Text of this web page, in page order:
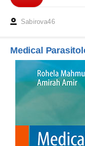
Sabirova46
Medical